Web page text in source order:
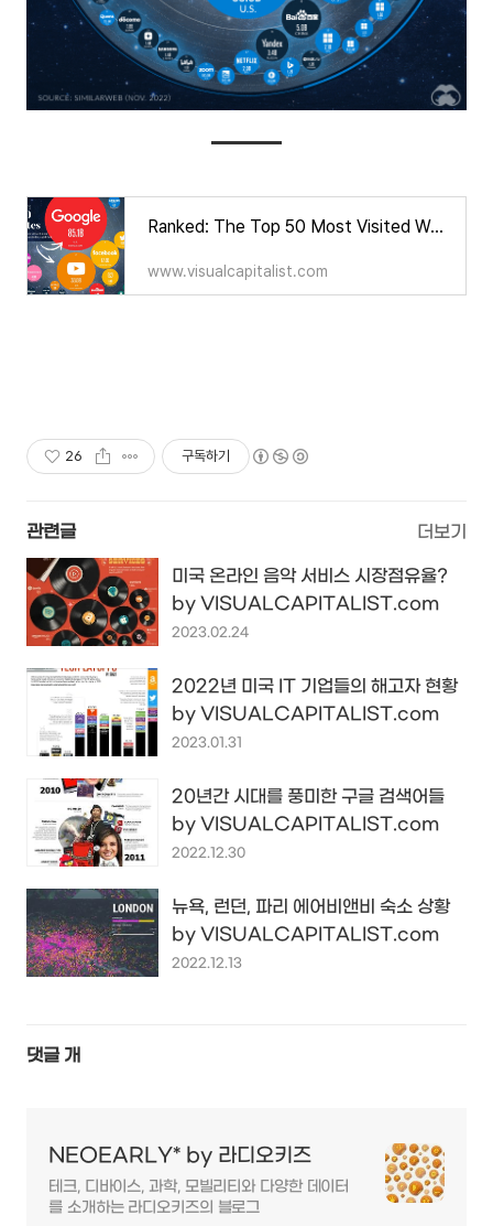
Ranked: The Top 50 Most Visited Websites in the World
www.visualcapitalist.com
26 구독하기
관련글 더보기
미국 온라인 음악 서비스 시장점유율?
by VISUALCAPITALIST.com
2023.02.24
2022년 미국 IT 기업들의 해고자 현황
by VISUALCAPITALIST.com
2023.01.31
20년간 시대를 풍미한 구글 검색어들
by VISUALCAPITALIST.com
2022.12.30
뉴욕, 런던, 파리 에어비앤비 숙소 상황
by VISUALCAPITALIST.com
2022.12.13
댓글 개
NEOEARLY* by 라디오키즈
테크, 디바이스, 과학, 모빌리티와 다양한 데이터
를 소개하는 라디오키즈의 블로그